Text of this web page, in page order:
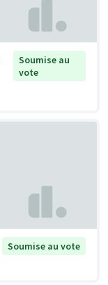
Soumise au
vote
Soumise au vote